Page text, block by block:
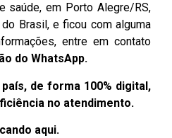
saúde, em Porto Alegre/RS,
Brasil, e ficou com alguma
entre em contato
do WhatsApp.
de forma 100% digital,
no atendimento.
aqui.